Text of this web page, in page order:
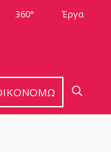
360° Έργα